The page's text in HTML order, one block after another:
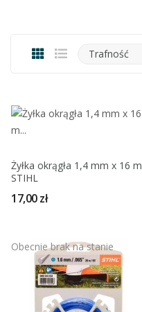
Trafność
Żyłka okrągła 1,4 mm x 16 m
STIHL
17,00 zł
Obecnie brak na stanie